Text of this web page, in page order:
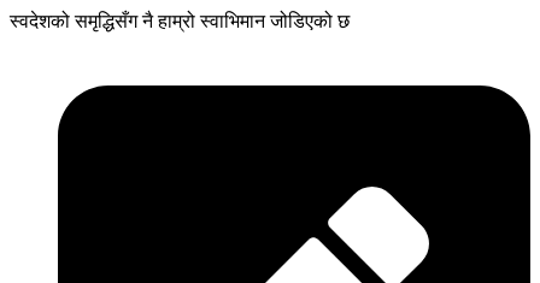
स्वदेशको समृद्धिसँग नै हाम्रो स्वाभिमान जोडिएको छ